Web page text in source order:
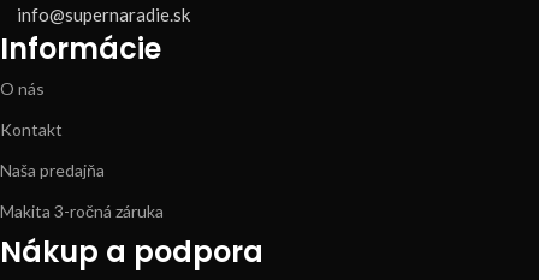
info@supernaradie.sk
Informácie
O nás
Kontakt
Naša predajňa
Makita 3-ročná záruka
Nákup a podpora